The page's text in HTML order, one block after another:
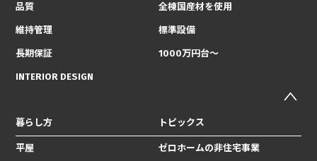
品質
維持管理
長期保証
INTERIOR DESIGN
全棟国産材を使用
標準設備
1000万円台〜
暮らし方
平屋
トピックス
ゼロホームの非住宅事業